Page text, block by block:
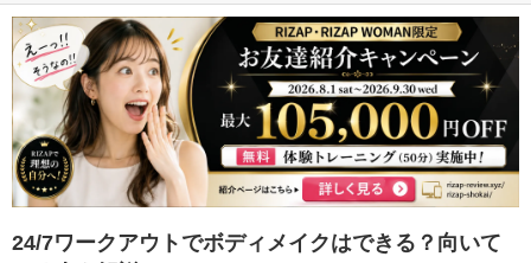
24/7ワークアウトでボディメイクはできる？向いて